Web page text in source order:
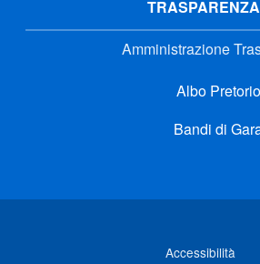
TRASPARENZA
Amministrazione
Albo Pretorio
Bandi di
Accessibilità